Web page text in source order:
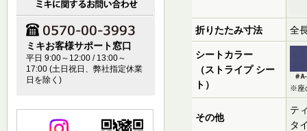
折りたたみ寸法 全
シートカラー
（ストライプ シー
ト）
※座
その他
テ
タ
ミキお客様サポート窓口
平日 9:00～12:00 / 13:00～
17:00 (土日祝日、弊社指定休業
日を除く)